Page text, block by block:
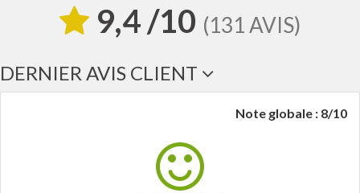
9,4 /10 (131 AVIS)
DERNIER AVIS CLIENT
Note globale : 8/10